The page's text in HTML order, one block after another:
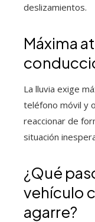
deslizamientos.
Máxima
La lluvia exige
teléfono móvil y
reaccionar de
situación
¿Qué
vehículo
agarre?